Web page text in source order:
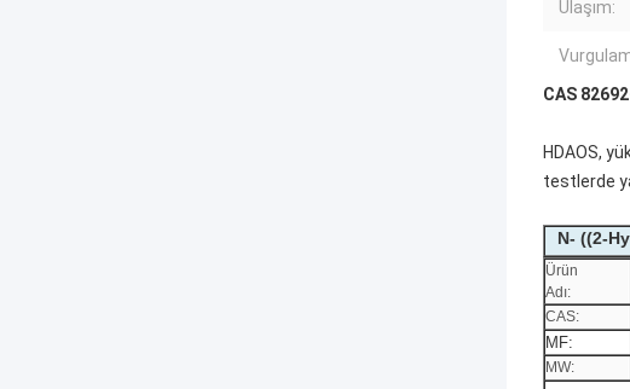
Ulaşım:
CAS
HDAOS,
testlerde
N- ((2-
Ürün
Adı:
CAS:
MF:
MW: